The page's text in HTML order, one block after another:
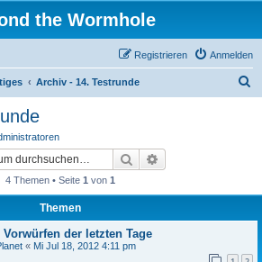
the Wormhole
Anmelden
Registrieren
Archiv - 14. Testrunde
Suche
4 Themen • Seite 1 von 1
Themen
der letzten Tage
« Mi Jul 18, 2012 4:11 pm